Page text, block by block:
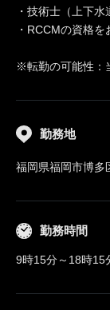
・技術士（上下
・RCCMの資格
※転勤の可能性：
勤務地
福岡県福岡市博多
勤務時間
9時15分～18時15